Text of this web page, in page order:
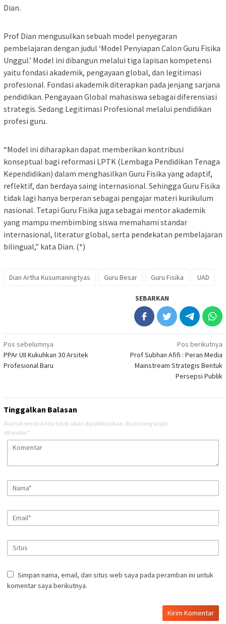
Dian.
Prof Dian mengusulkan sebuah model penyegaran
pembelajaran dengan judul ‘Model Penyiapan Calon Guru Fisika
Unggul.’ Model ini dibangun melalui tiga lapisan kompetensi
yaitu fondasi akademik, pengayaan global, dan legitimasi
profesional. Fondasi akademik diterapkan pada jenjang sarjana
pendidikan. Pengayaan Global mahasiswa sebagai diferensiasi
strategis. Sedang Legitimasi Profesional melalui pendidikan
profesi guru.
“Model ini diharapkan dapat memberikan kontribusi
konseptual bagi reformasi LPTK (Lembaga Pendidikan Tenaga
Kependidikan) dalam menghasilkan Guru Fisika yang adaptif,
reflektif, dan berdaya saing internasional. Sehingga Guru Fisika
tidak lagi hanya berperan sebagai pengajar materi kurikulum
nasional. Tetapi Guru Fisika juga sebagai mentor akademik
yang mampu membimbing siswa memahami standar
internasional, literatur global, serta pendekatan pembelajaran
bilingual,” kata Dian. (*)
Dian Artha Kusumaningtyas Guru Besar Guru Fisika UAD
SEBARKAN
Navigasi
pos
Pos sebelumnya
PPAr UII Kukuhkan 30 Arsitek
Profesional Baru
Pos berikutnya
Prof Subhan Afifi : Peran Media
Mainstream Strategis Bentuk
Persepsi Publik
Tinggalkan Balasan
Alamat email Anda tidak akan dipublikasikan. Ruas yang wajib
ditandai *
Simpan nama, email, dan situs web saya pada peramban ini untuk
komentar saya berikutnya.